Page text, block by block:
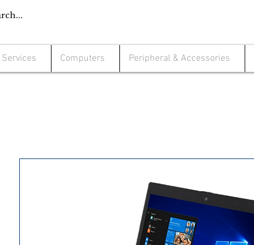
Services Computers Peripheral & Accessories